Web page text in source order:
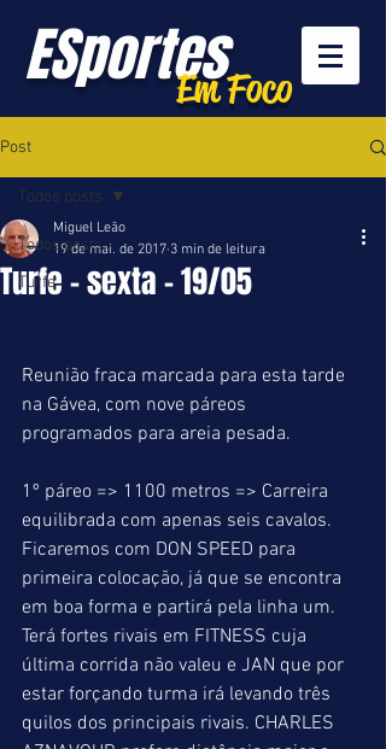
ESportesEm Foco
Post
Todos posts
Turfe
Todos posts
Turfe - sexta - 19/05
Miguel Leão
19 de mai. de 2017 3 min de leitura
Reunião fraca marcada para esta tarde
na Gávea, com nove páreos
programados para areia pesada.
1º páreo => 1100 metros => Carreira
equilibrada com apenas seis cavalos.
Ficaremos com DON SPEED para
primeira colocação, já que se encontra
em boa forma e partirá pela linha um.
Terá fortes rivais em FITNESS cuja
última corrida não valeu e JAN que por
estar forçando turma irá levando três
quilos dos principais rivais. CHARLES